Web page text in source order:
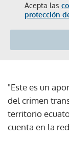
Acepta las
protección
"Este es un
del crimen
territorio
cuenta en la